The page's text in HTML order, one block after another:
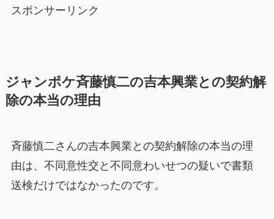
スポンサーリンク
ジャンポケ斉藤慎二の吉本興業との契約解
除の本当の理由
斉藤慎二さんの吉本興業との契約解除の本当の理
由は、不同意性交と不同意わいせつの疑いで書類
送検だけではなかったのです。